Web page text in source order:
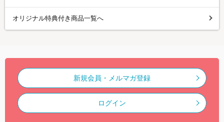
オリジナル特典付き商品一覧へ
新規会員・メルマガ登録
ログイン